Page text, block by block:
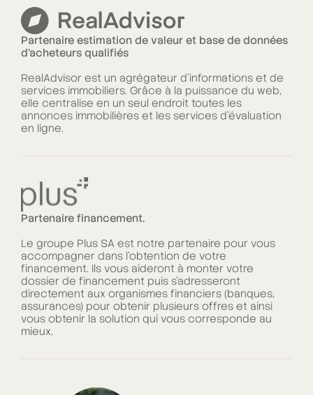
Partenaire estimation de valeur et base de données
d'acheteurs qualifiés
RealAdvisor est un agrégateur d’informations et de
services immobiliers. Grâce à la puissance du web,
elle centralise en un seul endroit toutes les
annonces immobilières et les services d’évaluation
en ligne.
Partenaire financement.
Le groupe Plus SA est notre partenaire pour vous
accompagner dans l’obtention de votre
financement. Ils vous aideront à monter votre
dossier de financement puis s’adresseront
directement aux organismes financiers (banques,
assurances) pour obtenir plusieurs offres et ainsi
vous obtenir la solution qui vous corresponde au
mieux.